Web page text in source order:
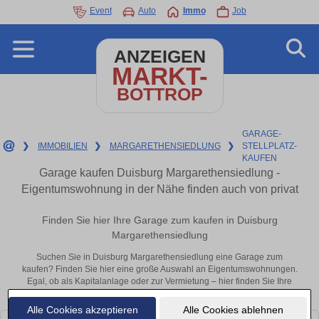
Alle Cookies akzeptieren Alle Cookies ablehnen
Event Auto Immo Job
ANZEIGEN
MARKT-
BOTTROP
❯ IMMOBILIEN ❯ MARGARETHENSIEDLUNG ❯
GARAGE-
STELLPLATZ-
KAUFEN
Garage kaufen Duisburg Margarethensiedlung -
Eigentumswohnung in der Nähe finden auch von privat
Finden Sie hier Ihre Garage zum kaufen in Duisburg
Margarethensiedlung
Suchen Sie in Duisburg Margarethensiedlung eine Garage zum
kaufen? Finden Sie hier eine große Auswahl an Eigentumswohnungen.
Egal, ob als Kapitalanlage oder zur Vermietung – hier finden Sie Ihre